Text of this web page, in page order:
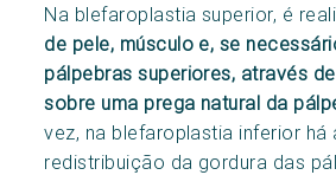
Na blefaroplastia superior, é
de pele, músculo e, se
pálpebras superiores, através
sobre uma prega natural da
vez, na blefaroplastia inferior há
redistribuição da gordura das